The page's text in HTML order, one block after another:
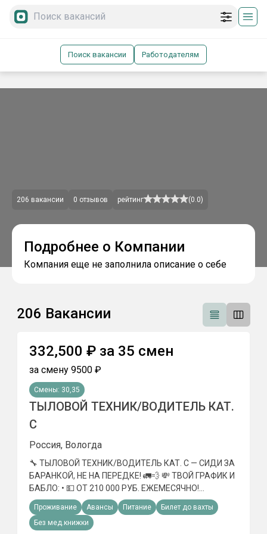
Поиск вакансии Работодателям
206 вакансии 0 отзывов рейтинг (0.0)
Подробнее о Компании
Компания еще не заполнила описание о себе
206 Вакансии
ТЫЛОВОЙ ТЕХНИК/ВОДИТЕЛЬ КАТ.
С
Россия, Вологда
🔧 ТЫЛОВОЙ ТЕХНИК/ВОДИТЕЛЬ КАТ. С — СИДИ ЗА
БАРАНКОЙ, НЕ НА ПЕРЕДКЕ! 🚛💨 💸 ТВОЙ ГРАФИК И
БАБЛО: • 💵 ОТ 210 000 РУБ. ЕЖЕМЕСЯЧНО!
ПРИВОЗИШЬ/УВОЗИШЬ — ПОЛУЧАЕШЬ НАЛ. • 💰 ДО
3 100 000 РУБ. ПОДЪЁМНЫХ СРАЗУ! РЕГИОН
ПЛАТИТ СВЕРХУ — ЧЕМ ДАЛЬШЕ ЕДЕШЬ, ТЕМ
Проживание Авансы Питание
Билет до вахты
Без мед.книжки
332,500 ₽ за 35 смен
за смену 9500 ₽
Смены: 30,35